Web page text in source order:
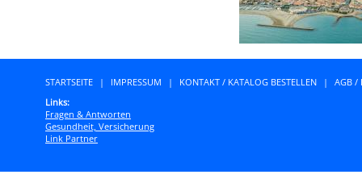
STARTSEITE | IMPRESSUM | KONTAKT / KATALOG BESTELLEN |
AGB /
Links:
Fragen & Antworten
Gesundheit, Versicherung
Link Partner